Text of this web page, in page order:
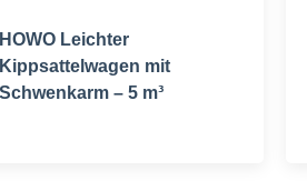
HOWO Leichter
Kippsattelwagen mit
Schwenkarm – 5 m³